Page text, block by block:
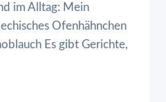
im Alltag: Mein
Ofenhähnchen
Es gibt Gerichte,